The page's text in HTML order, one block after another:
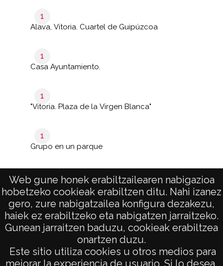
Web gune honek erabiltzailearen nabigazioa
hobetzeko cookieak erabiltzen ditu. Nahi izanez
gero, zure nabigatzailea konfigura dezakezu,
haiek ez erabiltzeko eta nabigatzen jarraitzeko.
Gunean jarraitzen baduzu, cookieak erabiltzea
onartzen duzu.
Este sitio utiliza cookies u otros medios para
mejorar la experiencia de usuario. Si lo desea,
1
Alava, Vitoria. Cuartel de Guipúzcoa
1
Casa Ayuntamiento.
1
"Vitoria. Plaza de la Virgen Blanca"
1
Grupo en un parque
de 1
páginas
1–7 de
results
AVISO LEGAL
POLÍTICA DE PRIVACIDAD